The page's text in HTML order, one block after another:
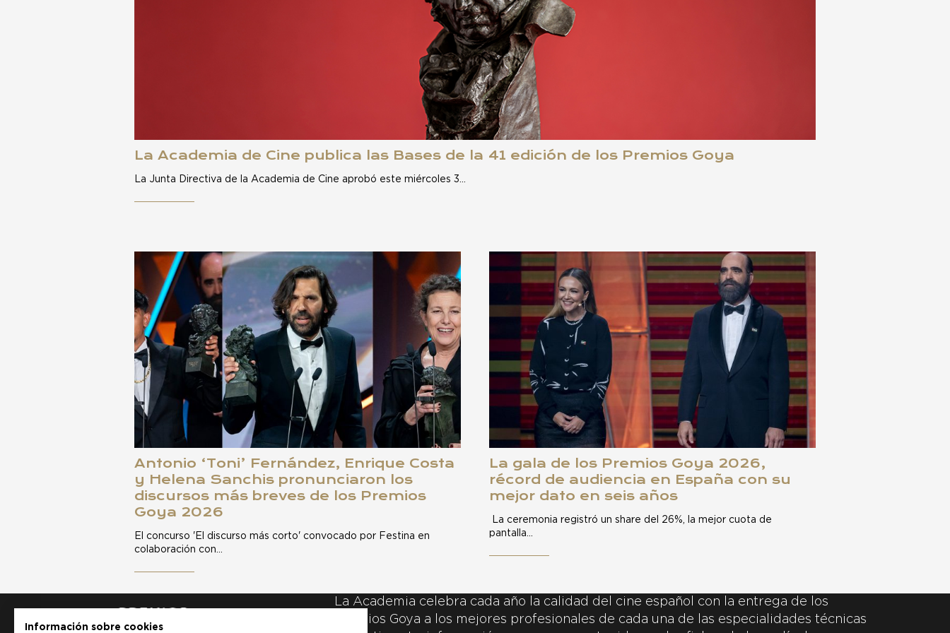
La Academia de Cine publica las Bases de la 41 edición de los Premios Goya
La Junta Directiva de la Academia de Cine aprobó este miércoles 3…
Antonio ‘Toni’ Fernández, Enrique Costa
y Helena Sanchis pronunciaron los
discursos más breves de los Premios
Goya 2026
El concurso 'El discurso más corto' convocado por Festina en
colaboración con…
La gala de los Premios Goya 2026,
récord de audiencia en España con su
mejor dato en seis años
La ceremonia registró un share del 26%, la mejor cuota de
pantalla…
La Academia celebra cada año la calidad del cine español con la entrega de los
Premios Goya a los mejores profesionales de cada una de las especialidades técnicas
Información sobre cookies